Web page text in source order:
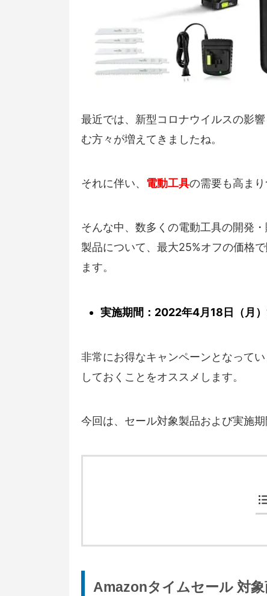
最近では、新型コロナウイルスの影
む方々が増えてきましたね。
それに伴い、 電動工具の需要も高まり
そんな中、数多くの電動工具の開発
製品について、最大25%オフの価格
ます。
実施期間：2022年4月18日（月
非常にお得なキャンペーンとなって
しておくことをオススメします。
今回は、セール対象製品および実施
Amazonタイムセール 対象